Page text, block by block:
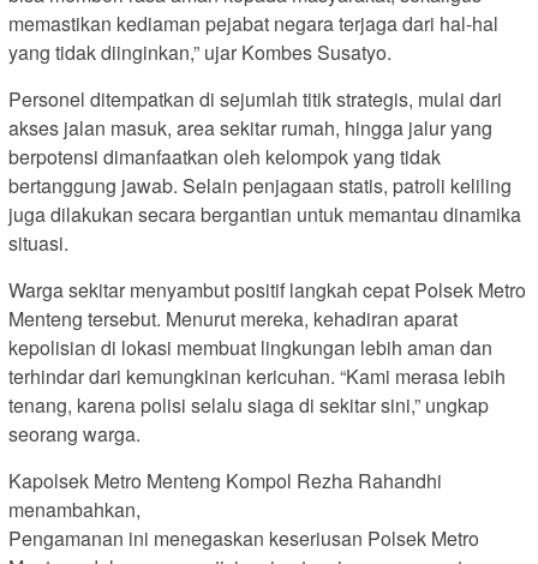
memastikan kediaman pejabat negara terjaga dari hal-hal
yang tidak diinginkan,” ujar Kombes Susatyo.
Personel ditempatkan di sejumlah titik strategis, mulai dari
akses jalan masuk, area sekitar rumah, hingga jalur yang
berpotensi dimanfaatkan oleh kelompok yang tidak
bertanggung jawab. Selain penjagaan statis, patroli keliling
juga dilakukan secara bergantian untuk memantau dinamika
situasi.
Warga sekitar menyambut positif langkah cepat Polsek Metro
Menteng tersebut. Menurut mereka, kehadiran aparat
kepolisian di lokasi membuat lingkungan lebih aman dan
terhindar dari kemungkinan kericuhan. “Kami merasa lebih
tenang, karena polisi selalu siaga di sekitar sini,” ungkap
seorang warga.
Kapolsek Metro Menteng Kompol Rezha Rahandhi
menambahkan,
Pengamanan ini menegaskan keseriusan Polsek Metro